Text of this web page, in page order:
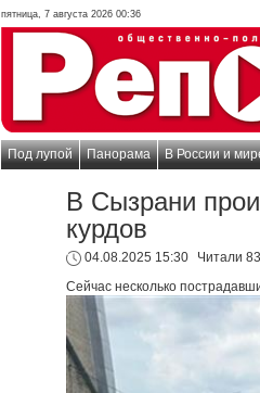
пятница, 7 августа 2026 00:36
Под лупой Панорама В России и
В Сызрани
курдов
04.08.2025 15:30
Читали
Сейчас несколько